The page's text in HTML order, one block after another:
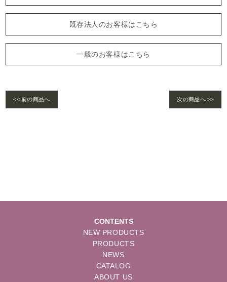
既存法人のお客様はこちら
一般のお客様はこちら
<< 前の商品へ 次の商品へ >>
CONTENTS
NEW PRODUCTS
PRODUCTS
NEWS
CATALOG
ABOUT US